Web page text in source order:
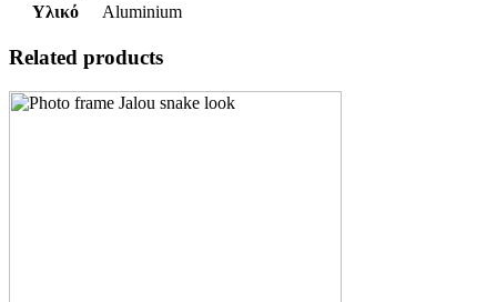
Υλικό
Aluminium
Related products